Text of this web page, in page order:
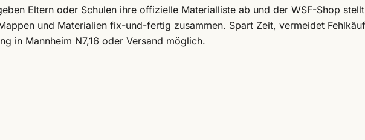
Eltern oder Schulen ihre offizielle Materialliste ab und der WSF-Shop
und Materialien fix-und-fertig zusammen. Spart Zeit, vermeidet
in Mannheim N7,16 oder Versand möglich.